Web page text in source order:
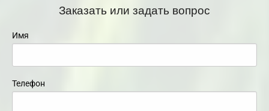
Заказать или задать вопрос
Имя
Телефон